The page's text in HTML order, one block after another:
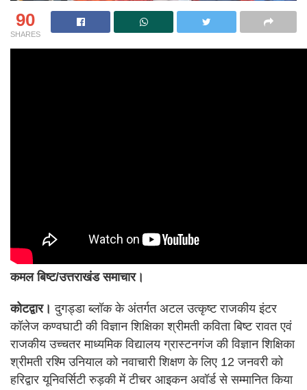
90
SHARES
कमल बिष्ट/उत्तराखंड समाचार।
कोटद्वार। दुगड्डा ब्लॉक के अंतर्गत अटल उत्कृष्ट राजकीय इंटर
कॉलेज कण्वघाटी की विज्ञान शिक्षिका श्रीमती कविता बिष्ट रावत एवं
राजकीय उच्चतर माध्यमिक विद्यालय ग्रास्टनगंज की विज्ञान शिक्षिका
श्रीमती रश्मि उनियाल को नवाचारी शिक्षण के लिए 12 जनवरी को
हरिद्वार यूनिवर्सिटी रुड़की में टीचर आइकन अवॉर्ड से सम्मानित किया